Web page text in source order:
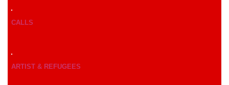
CALLS
ARTIST & REFUGEES